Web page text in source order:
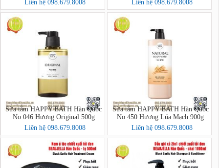
Liên hệ 098.679.8008
렌지 바디워시
Liên hệ 098.679.8008
Sữa tắm HAPPY BATH Hàn Quốc
No 046 Hương Original 500g
Liên hệ 098.679.8008
Sữa tắm HAPPY BATH Hàn Quốc
No 450 Hương Lúa Mạch 900g
Liên hệ 098.679.8008